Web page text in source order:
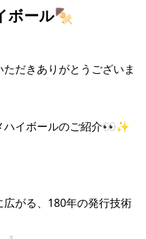
ボール🍢
だきありがとうございま
ハイボールのご紹介👀✨
がる、180年の発行技術